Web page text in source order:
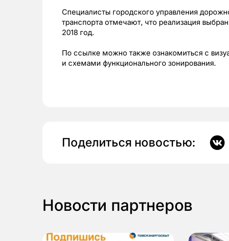
Специалисты городского управления
транспорта отмечают, что реализация
2018 год.
По ссылке можно также ознакомиться с
и схемами функционального зонирования.
Поделиться новостью:
Новости партнеров